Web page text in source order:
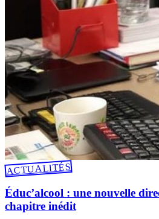
ACTUALITÉS
Éduc’alcool : une nouvelle
chapitre inédit